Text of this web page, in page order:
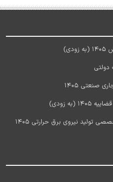
دولتی
صنعتی 1405
زودی)
آخرین اخبار استخدام شرکت مادر تخصصی تولید نیروی برق حرارتی 1405